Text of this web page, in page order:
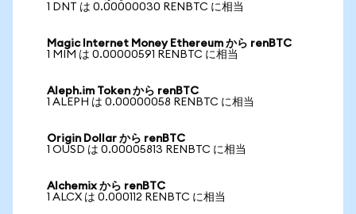
1 DNT は 0.00000030 RENBTC に相当
Magic Internet Money Ethereum から renBTC
1 MIM は 0.00000591 RENBTC に相当
Aleph.im Token から renBTC
1 ALEPH は 0.00000058 RENBTC に相当
Origin Dollar から renBTC
1 OUSD は 0.00005813 RENBTC に相当
Alchemix から renBTC
1 ALCX は 0.000112 RENBTC に相当